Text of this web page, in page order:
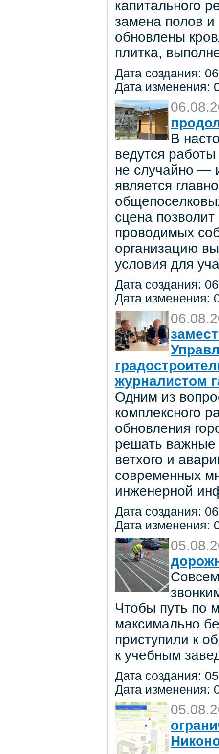
капитального
замена полов
обновлены
плитка,
Дата создания:
Дата изменения:
В
ведутся
не случайно —
является
сцена
проводимых
организацию
условия для
Дата создания:
Дата изменения:
журналистом
Одним из
комплексного
обновления
решать важные
ветхого и
современных
инженерной
Дата создания:
Дата изменения:
Чтобы путь по
максимально
приступили к
к учебным
Дата создания:
Дата изменения: